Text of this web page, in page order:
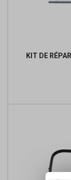
KIT DE